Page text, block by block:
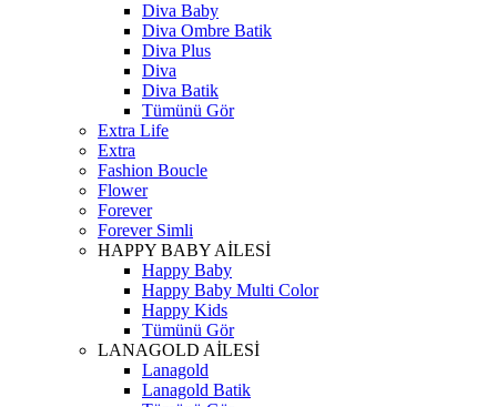
Diva Baby
Diva Ombre Batik
Diva Plus
Diva
Diva Batik
Tümünü Gör
Extra Life
Extra
Fashion Boucle
Flower
Forever
Forever Simli
HAPPY BABY AİLESİ
Happy Baby
Happy Baby Multi Color
Happy Kids
Tümünü Gör
LANAGOLD AİLESİ
Lanagold
Lanagold Batik